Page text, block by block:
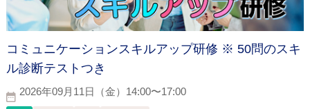
コミュニケーションスキルアップ研修 ※ 50問のスキ
ル診断テストつき
2026年09月11日（金）14:00〜17:00